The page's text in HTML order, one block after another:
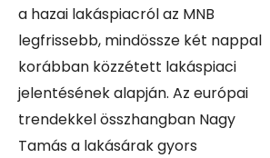
a hazai lakáspiacról az MNB
legfrissebb, mindössze két nappal
korábban közzétett lakáspiaci
jelentésének alapján. Az európai
trendekkel összhangban Nagy
Tamás a lakásárak gyors